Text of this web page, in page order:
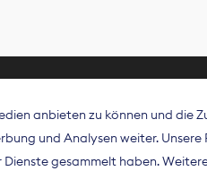
Zeitungsverleger
Zeitungsverlage und
anbieten zu können und die
und Analysen weiter.
gesammelt haben.